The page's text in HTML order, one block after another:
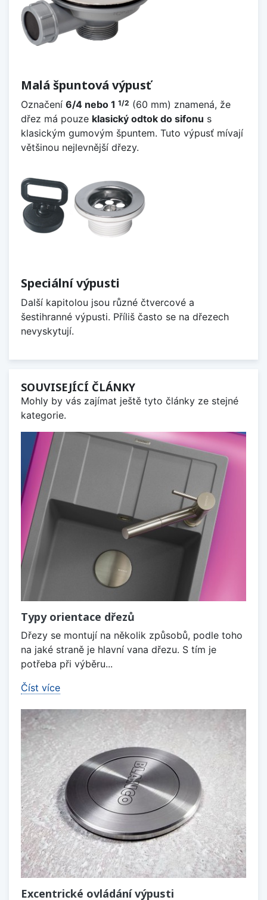
Malá špuntová výpusť
Označení 6/4 nebo 1 1/2 (60 mm) znamená, že
dřez má pouze klasický odtok do sifonu s
klasickým gumovým špuntem. Tuto výpusť mívají
většinou nejlevnější dřezy.
Speciální výpusti
Další kapitolou jsou různé čtvercové a
šestihranné výpusti. Příliš často se na dřezech
nevyskytují.
SOUVISEJÍCÍ ČLÁNKY
Mohly by vás zajímat ještě tyto články ze stejné
kategorie.
Typy orientace dřezů
Dřezy se montují na několik způsobů, podle toho
na jaké straně je hlavní vana dřezu. S tím je
potřeba při výběru...
Číst více
Excentrické ovládání výpusti